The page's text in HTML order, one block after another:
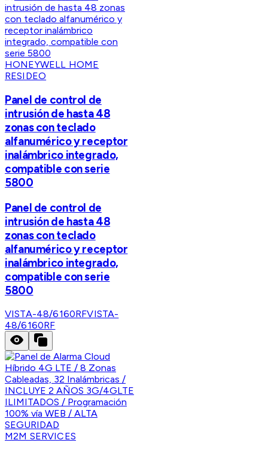
HONEYWELL HOME
RESIDEO
Panel de control de
intrusión de hasta 48
zonas con teclado
alfanumérico y receptor
inalámbrico integrado,
compatible con serie
5800
Panel de control de
intrusión de hasta 48
zonas con teclado
alfanumérico y receptor
inalámbrico integrado,
compatible con serie
5800
VISTA-48/6160RFVISTA-
48/6160RF
M2M SERVICES